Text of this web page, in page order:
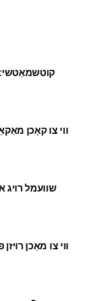
קוטשמאַטשי:
ווי צו קאָכן
שוועמל רויג
ווי צו מאַכן